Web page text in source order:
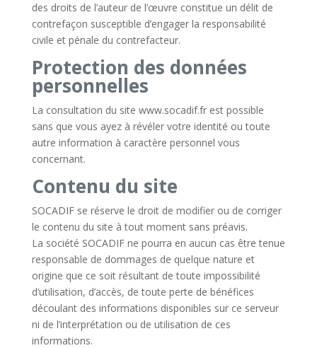
des droits de l’auteur de l’œuvre constitue un délit de
contrefaçon susceptible d’engager la responsabilité
civile et pénale du contrefacteur.
Protection des données
personnelles
La consultation du site www.socadif.fr est possible
sans que vous ayez à révéler votre identité ou toute
autre information à caractère personnel vous
concernant.
Contenu du site
SOCADIF se réserve le droit de modifier ou de corriger
le contenu du site à tout moment sans préavis.
La société SOCADIF ne pourra en aucun cas être tenue
responsable de dommages de quelque nature et
origine que ce soit résultant de toute impossibilité
d’utilisation, d’accès, de toute perte de bénéfices
découlant des informations disponibles sur ce serveur
ni de l’interprétation ou de utilisation de ces
informations.